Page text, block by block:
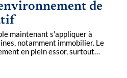
de
maintenant s'appliquer à
notamment immobilier. Le
en plein essor, surtout…